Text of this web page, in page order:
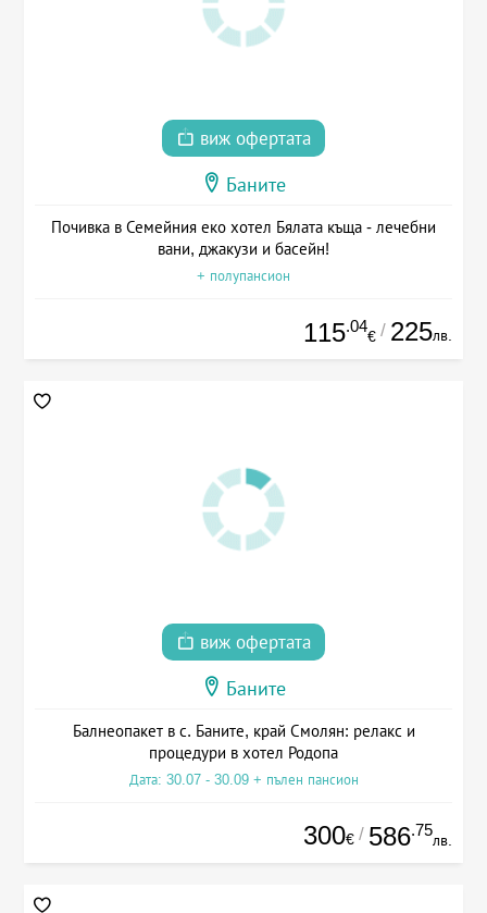
виж офертата
Баните
Почивка в Семейния еко хотел Бялата къща - лечебни
вани, джакузи и басейн!
+ полупансион
115.04
€ / 225лв.
виж офертата
Баните
Балнеопакет в с. Баните, край Смолян: релакс и
процедури в хотел Родопа
Дата: 30.07 - 30.09 + пълен пансион
300€ / 586.75
лв.